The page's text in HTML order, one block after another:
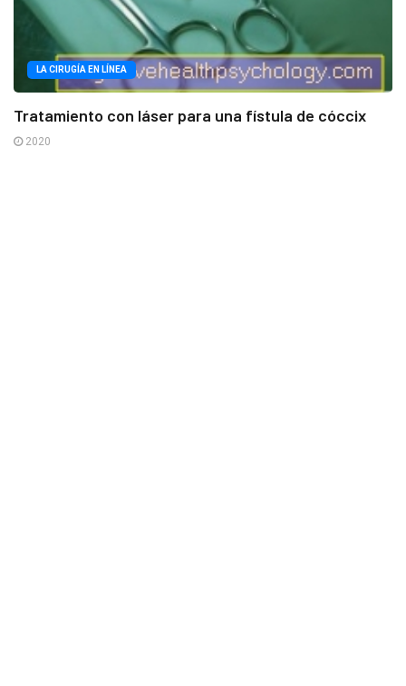
LA CIRUGÍA EN LÍNEA
Tratamiento con láser para una fístula de cóccix
2020